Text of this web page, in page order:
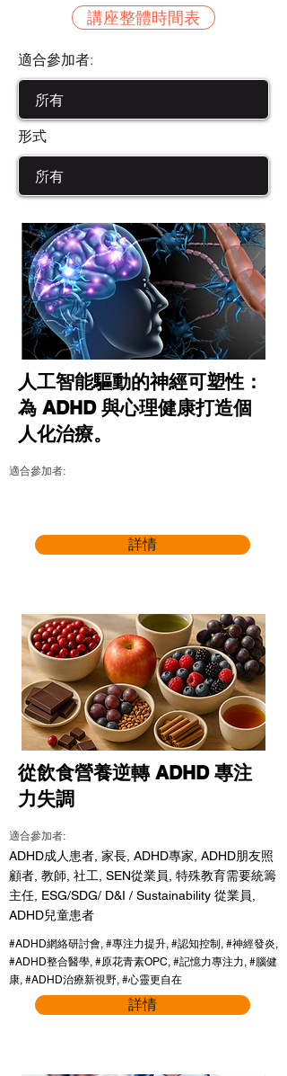
講座整體時間表
適合參加者:
形式
人工智能驅動的神經可塑性：
為 ADHD 與心理健康打造個
人化治療。
適合參加者:
詳情
從飲食營養逆轉 ADHD 專注
力失調
適合參加者:
ADHD成人患者, 家長, ADHD專家, ADHD朋友照
顧者, 教師, 社工, SEN從業員, 特殊教育需要統籌
主任, ESG/SDG/ D&I / Sustainability 從業員,
ADHD兒童患者
#ADHD網絡研討會, #專注力提升, #認知控制, #神經發炎,
#ADHD整合醫學, #原花青素OPC, #記憶力專注力, #腦健
康, #ADHD治療新視野, #心靈更自在
詳情